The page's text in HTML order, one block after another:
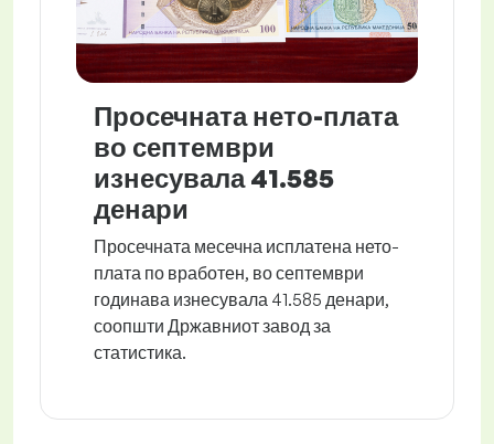
Просечната нето-плата
во септември
изнесувала 41.585
денари
Просечната месечна исплатена нето-
плата по вработен, во септември
годинава изнесувала 41.585 денари,
соопшти Државниот завод за
статистика.